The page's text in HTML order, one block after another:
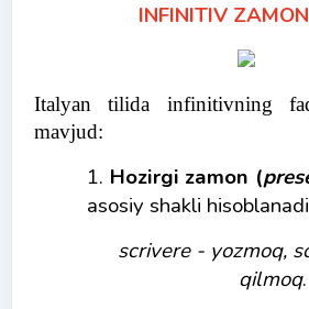
INFINITIV
Italyan tilida infinitivning
mavjud:
1. Hozirgi zamon (
asosiy shakli
scrivere - yozmoq,
qilmoq.